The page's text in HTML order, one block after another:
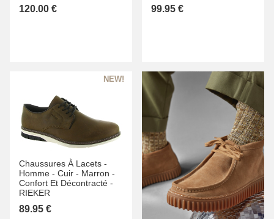
120.00 € 99.95 €
Chaussures À Lacets -
Homme - Cuir - Marron -
Confort Et Décontracté -
RIEKER
89.95 €